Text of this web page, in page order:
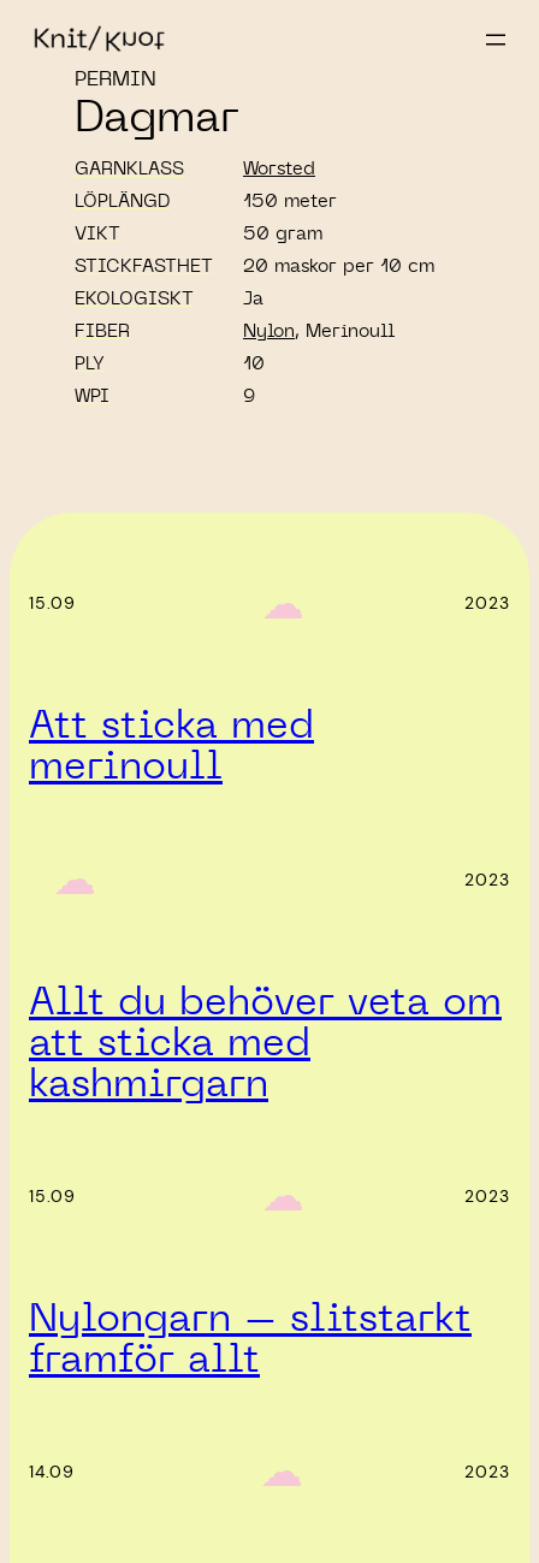
PERMIN
Dagmar
GARNKLASS
Worsted
LÖPLÄNGD
150 meter
VIKT
50 gram
STICKFASTHET
20 maskor per 10 cm
EKOLOGISKT
Ja
FIBER
Nylon, Merinoull
PLY
10
WPI
9
15.09 ‎ ‎‎ ☁︎‎‎ 2023
Att sticka med
merinoull
‎ ‎‎ ☁︎‎‎ 2023
Allt du behöver veta om
att sticka med
kashmirgarn
15.09 ‎ ‎‎ ☁︎‎‎ 2023
Nylongarn – slitstarkt
framför allt
14.09 ‎ ‎‎ ☁︎‎‎ 2023